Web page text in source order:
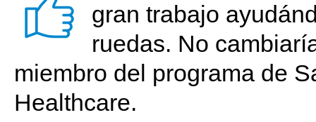
gran trabajo
ruedas. No
miembro del programa de
Healthcare.